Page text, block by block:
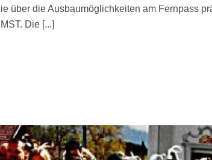
über die Ausbaumöglichkeiten am Fernpass
Die [...]